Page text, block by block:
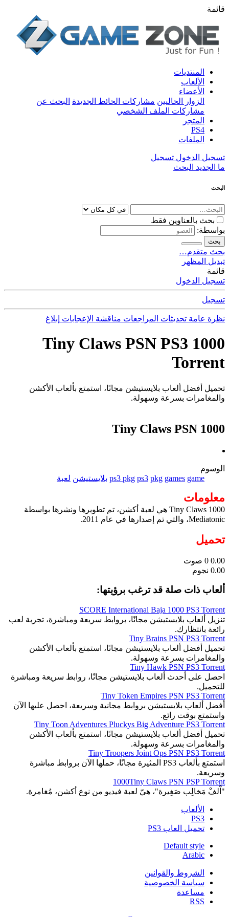
قائمة
المنتديات
الألعاب
الأعضاء
الزوار الحاليين مشاركات الحائط الجديدة البحث عن
مشاركات الملف الشخصي
المتجر
PS4
الملفات
تسجيل الدخول تسجيل
ما الجديد البحث
البحث
بحث بالعناوين فقط
بواسطة:
بحث
بحث متقدم…
تبديل المظهر
قائمة
تسجيل الدخول
تسجيل
نظرة عامة تحديثات المراجعات مناقشة الإعجابات إبلاغ
1000 Tiny Claws PSN PS3
Torrent
تحميل أفضل ألعاب بلايستيشن مجانًا، استمتع بألعاب الأكشن
والمغامرات بسرعة وسهولة.
1000 Tiny Claws PSN
الوسوم
game
games
pkg
ps3
ps3 pkg بلايستيشن لعبة
معلومات
1000 Tiny Claws هي لعبة أكشن، تم تطويرها ونشرها بواسطة
Mediatonic، والتي تم إصدارها في عام 2011.
تحميل
0.00
0 صوت
0.00 نجوم
ألعاب ذات صلة قد ترغب برؤيتها:
SCORE International Baja 1000 PS3 Torrent
تنزيل ألعاب بلايستيشن مجانًا، بروابط سريعة ومباشرة، تجربة لعب
رائعة بانتظارك.
Tiny Brains PSN PS3 Torrent
تحميل أفضل ألعاب بلايستيشن مجانًا، استمتع بألعاب الأكشن
والمغامرات بسرعة وسهولة.
Tiny Hawk PSN PS3 Torrent
احصل على أحدث ألعاب بلايستيشن مجانًا، روابط سريعة ومباشرة
للتحميل.
Tiny Token Empires PSN PS3 Torrent
أفضل ألعاب بلايستيشن بروابط مجانية وسريعة، احصل عليها الآن
واستمتع بوقت رائع.
Tiny Toon Adventures Pluckys Big Adventure PS3 Torrent
تحميل أفضل ألعاب بلايستيشن مجانًا، استمتع بألعاب الأكشن
والمغامرات بسرعة وسهولة.
Tiny Troopers Joint Ops PSN PS3 Torrent
استمتع بألعاب PS3 المثيرة مجانًا، حملها الآن بروابط مباشرة
وسريعة.
1000Tiny Claws PSN PSP Torrent
"آَلفْ مَخالِب صَغِيرة"، هيّ لعبة فيديو من نوع أكشن، مُغامرة.
الألعاب
PS3
تحميل العاب PS3
Default style
Arabic
الشروط والقوانين
سياسة الخصوصية
مساعدة
RSS